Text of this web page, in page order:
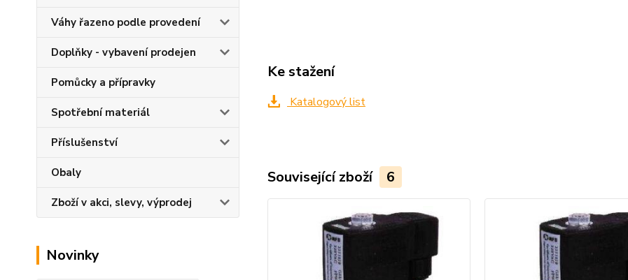
Váhy řazeno podle provedení
Doplňky - vybavení prodejen
Pomůcky a přípravky
Spotřební materiál
Příslušenství
Obaly
Zboží v akci, slevy, výprodej
Novinky
Ke stažení
Katalogový list
Související zboží 6